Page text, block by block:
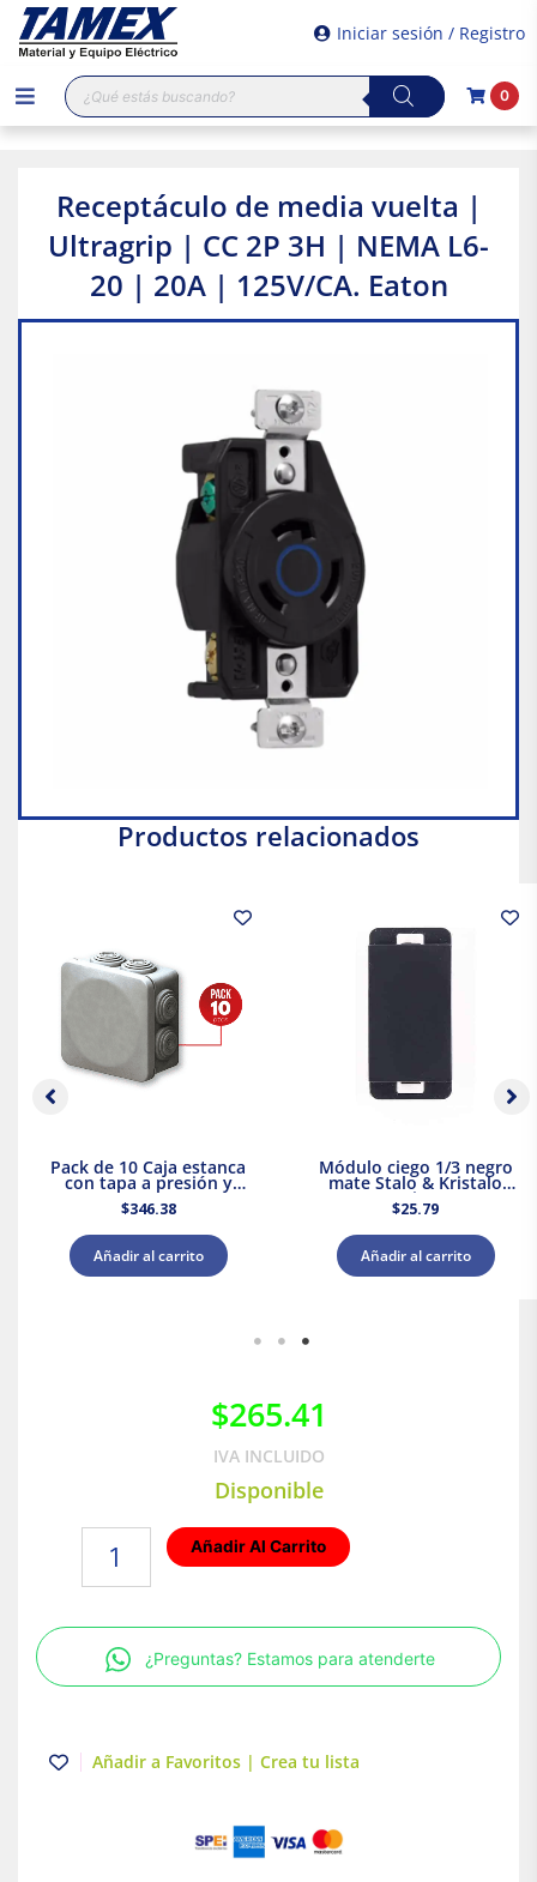
Iniciar sesión / Registro
Búsqueda
de
productos
0
Receptáculo de media vuelta |
Ultragrip | CC 2P 3H | NEMA L6-
20 | 20A | 125V/CA. Eaton
Productos relacionados
Pack de 10 Caja estanca
con tapa a presión y
conos 80x80x45 IP55
Royer WDC0808P
$346.38
Añadir al carrito
Módulo ciego 1/3 negro
mate Stalo & Kristalo
Leviton
$25.79
Añadir al carrito
$265.41
IVA INCLUIDO
Disponible
Ultragrip
3H
Añadir Al Carrito
¿Preguntas? Estamos para atenderte
Añadir a Favoritos | Crea tu lista